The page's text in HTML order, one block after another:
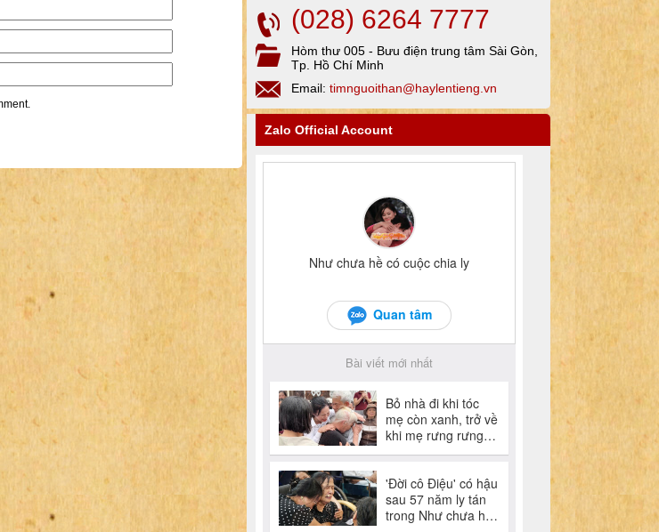
(028) 6264 7777
Hòm thư 005 - Bưu điện trung tâm Sài Gòn,
Tp. Hồ Chí Minh
Email: timnguoithan@haylentieng.vn
Zalo Official Account